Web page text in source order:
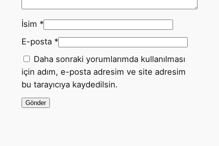
İsim *
E-posta *
Daha sonraki yorumlarımda kullanılması
için adım, e-posta adresim ve site adresim
bu tarayıcıya kaydedilsin.